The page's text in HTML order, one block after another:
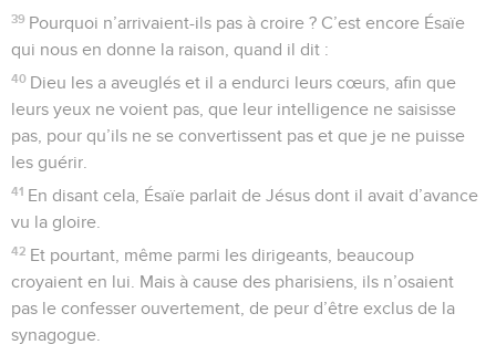
39 Pourquoi n’arrivaient-ils pas à croire ? C’est encore Ésaïe
qui nous en donne la raison, quand il dit :
40 Dieu les a aveuglés et il a endurci leurs cœurs, afin que
leurs yeux ne voient pas, que leur intelligence ne saisisse
pas, pour qu’ils ne se convertissent pas et que je ne puisse
les guérir.
41 En disant cela, Ésaïe parlait de Jésus dont il avait d’avance
vu la gloire.
42 Et pourtant, même parmi les dirigeants, beaucoup
croyaient en lui. Mais à cause des pharisiens, ils n’osaient
pas le confesser ouvertement, de peur d’être exclus de la
synagogue.